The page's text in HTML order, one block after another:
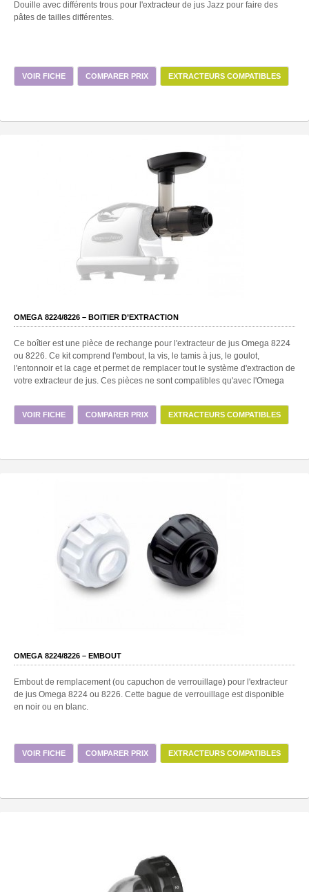
Douille avec différents trous pour l'extracteur de jus Jazz pour faire des
pâtes de tailles différentes.
VOIR FICHE COMPARER PRIX EXTRACTEURS COMPATIBLES
OMEGA 8224/8226 – BOITIER D’EXTRACTION
Ce boîtier est une pièce de rechange pour l'extracteur de jus Omega 8224
ou 8226. Ce kit comprend l'embout, la vis, le tamis à jus, le goulot,
l'entonnoir et la cage et permet de remplacer tout le système d'extraction de
votre extracteur de jus. Ces pièces ne sont compatibles qu'avec l'Omega
VOIR FICHE COMPARER PRIX EXTRACTEURS COMPATIBLES
OMEGA 8224/8226 – EMBOUT
Embout de remplacement (ou capuchon de verrouillage) pour l'extracteur
de jus Omega 8224 ou 8226. Cette bague de verrouillage est disponible
en noir ou en blanc.
VOIR FICHE COMPARER PRIX EXTRACTEURS COMPATIBLES